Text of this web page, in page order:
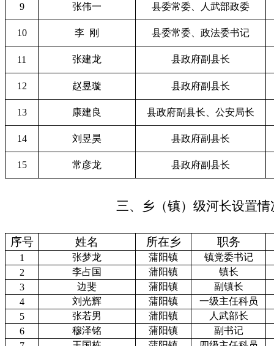
9
张伟一 县委常委、人武部政委
10 李 刚 县委常委、政法委书记
11 张建龙 县政府副县长
12 赵昱璇 县政府副县长
13 康建良 县政府副县长、公安局长
14 刘昱昊 县政府副县长
15 常彦龙 县政府副县长
三、乡（镇）级河长设置情
序号 姓名 所在乡 职务
1 张梦龙 蒲阳镇
镇党委书记
2
李占国 蒲阳镇
镇长
3
边斐 蒲阳镇
副镇长
4
刘光辉 蒲阳镇
一级主任科员
5
张若男 蒲阳镇
人武部长
6
穆泽铭 蒲阳镇
副书记